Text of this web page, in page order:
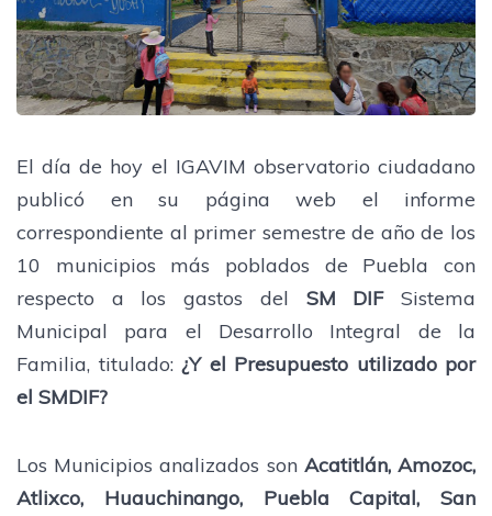
El día de hoy el IGAVIM observatorio ciudadano
publicó en su página web el informe
correspondiente al primer semestre de año de los
10 municipios más poblados de Puebla con
respecto a los gastos del SM DIFSistema
Municipal para el Desarrollo Integral de la
Familia, titulado: ¿Y el Presupuesto utilizado por
el SMDIF?
Los Municipios analizados son Acatitlán, Amozoc,
Atlixco, Huauchinango, Puebla Capital, San